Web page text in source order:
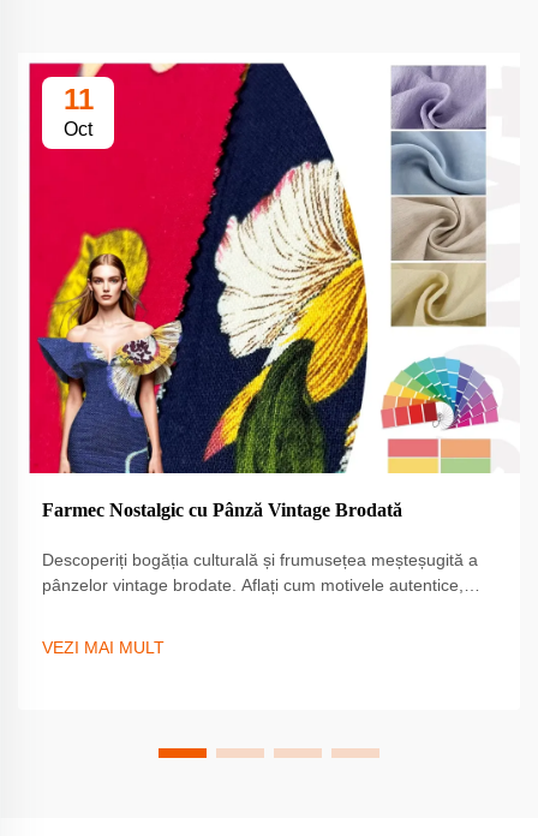
11
Oct
Farmec Nostalgic cu Pânză Vintage Brodată
Descoperiți bogăția culturală și frumusețea meșteșugită a
pânzelor vintage brodate. Aflați cum motivele autentice,
VEZI MAI MULT